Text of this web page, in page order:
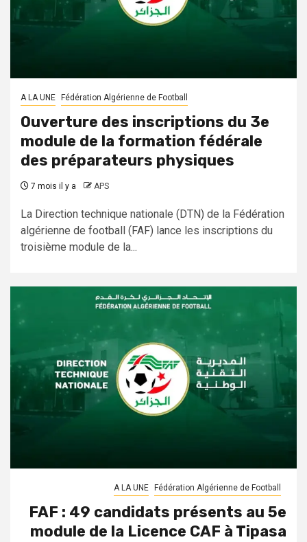
A LA UNE Fédération Algérienne de Football
Ouverture des inscriptions du 3e
module de la formation fédérale
des préparateurs physiques
7 mois il y a APS
La Direction technique nationale (DTN) de la Fédération
algérienne de football (FAF) lance les inscriptions du
troisième module de la...
A LA UNE Fédération Algérienne de Football
FAF : 49 candidats présents au 5e
module de la Licence CAF à Tipasa